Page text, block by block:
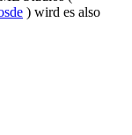
) wird es also